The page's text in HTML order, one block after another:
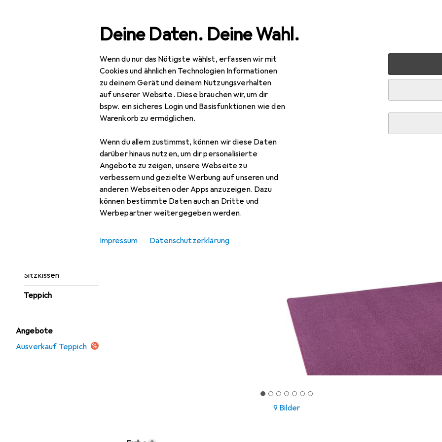
Deine Daten. Deine Wahl.
Wenn du nur das Nötigste wählst, erfassen wir mit
Cookies und ähnlichen Technologien Informationen
zu deinem Gerät und deinem Nutzungsverhalten
auf unserer Website. Diese brauchen wir, um dir
bspw. ein sicheres Login und Basisfunktionen wie den
Warenkorb zu ermöglichen.
Wenn du allem zustimmst, können wir diese Daten
darüber hinaus nutzen, um dir personalisierte
Angebote zu zeigen, unsere Webseite zu
verbessern und gezielte Werbung auf unseren und
anderen Webseiten oder Apps anzuzeigen. Dazu
können bestimmte Daten auch an Dritte und
Werbepartner weitergegeben werden.
Impressum Datenschutzerklärung
Navigation nach Kategorien
Sitzkissen
Teppich
Angebote
Ausverkauf Teppich
Gesamtsortiment Wohnen Heimtextilien
9 Bilder